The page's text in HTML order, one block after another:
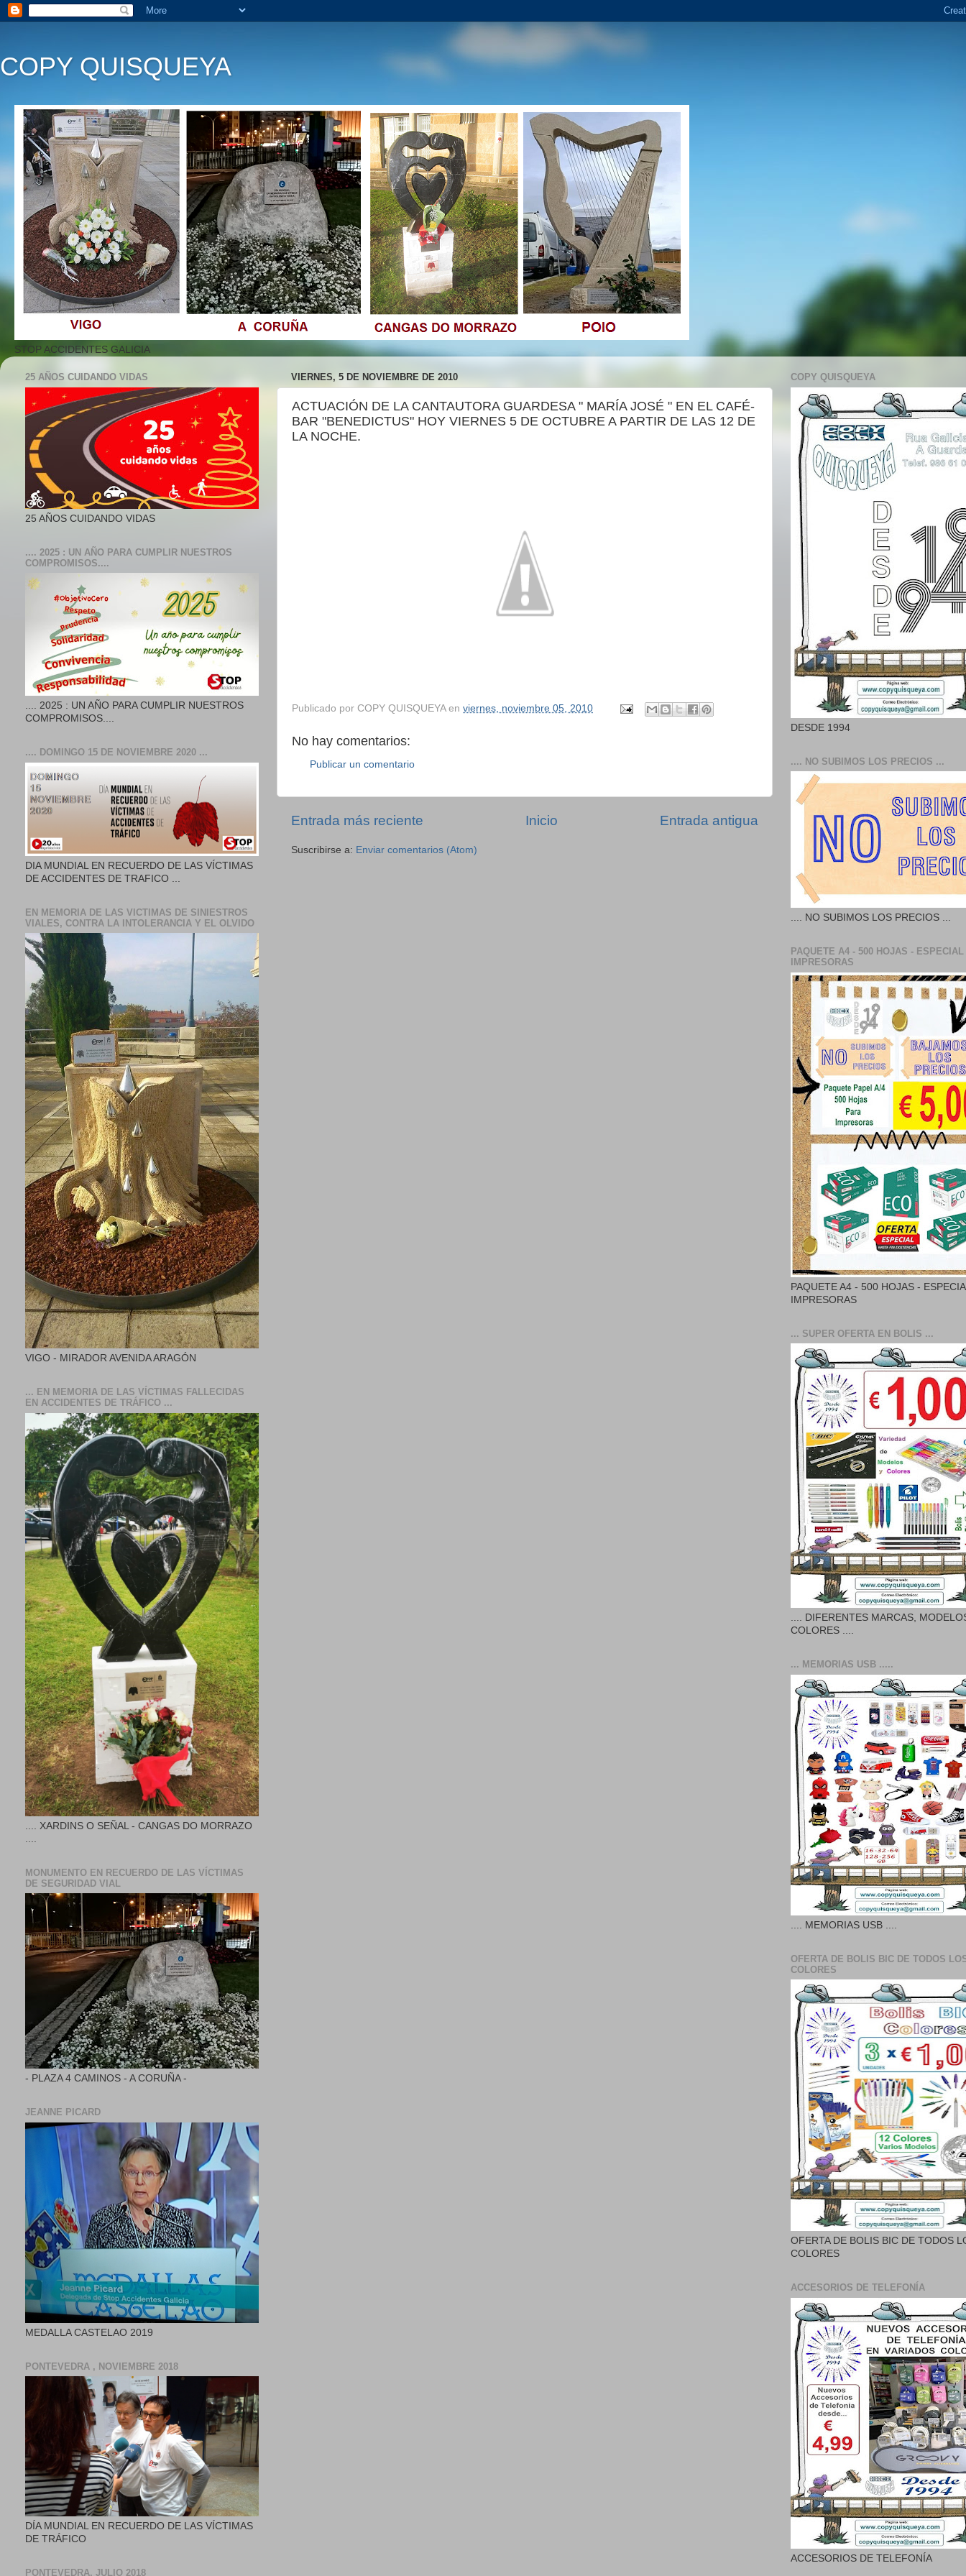
COPY QUISQUEYA
STOP ACCIDENTES GALICIA
VIERNES, 5 DE NOVIEMBRE DE 2010
ACTUACIÓN DE LA CANTAUTORA GUARDESA " MARÍA JOSÉ " EN EL CAFÉ-
BAR "BENEDICTUS" HOY VIERNES 5 DE OCTUBRE A PARTIR DE LAS 12 DE
LA NOCHE.
Publicado por COPY QUISQUEYA en viernes, noviembre 05, 2010
No hay comentarios:
Publicar un comentario
Entrada más reciente Entrada antigua
Inicio
Suscribirse a: Enviar comentarios (Atom)
25 AÑOS CUIDANDO VIDAS
25 AÑOS CUIDANDO VIDAS
.... 2025 : UN AÑO PARA CUMPLIR NUESTROS
COMPROMISOS....
.... 2025 : UN AÑO PARA CUMPLIR NUESTROS
COMPROMISOS....
.... DOMINGO 15 DE NOVIEMBRE 2020 ...
DIA MUNDIAL EN RECUERDO DE LAS VÍCTIMAS
DE ACCIDENTES DE TRAFICO ...
EN MEMORIA DE LAS VICTIMAS DE SINIESTROS
VIALES, CONTRA LA INTOLERANCIA Y EL OLVIDO
VIGO - MIRADOR AVENIDA ARAGÓN
... EN MEMORIA DE LAS VÍCTIMAS FALLECIDAS
EN ACCIDENTES DE TRÁFICO ...
.... XARDINS O SEÑAL - CANGAS DO MORRAZO
MONUMENTO EN RECUERDO DE LAS VÍCTIMAS
DE SEGURIDAD VIAL
- PLAZA 4 CAMINOS - A CORUÑA -
JEANNE PICARD
MEDALLA CASTELAO 2019
PONTEVEDRA , NOVIEMBRE 2018
DÍA MUNDIAL EN RECUERDO DE LAS VÍCTIMAS
DE TRÁFICO
PONTEVEDRA, JULIO 2018
COPY QUISQUEYA
DESDE 1994
.... NO SUBIMOS LOS PRECIOS ...
.... NO SUBIMOS LOS PRECIOS ...
PAQUETE A4 - 500 HOJAS - ESPECIAL
IMPRESORAS
PAQUETE A4 - 500 HOJAS -
IMPRESORAS
... SUPER OFERTA EN BOLIS ...
.... DIFERENTES MARCAS,
COLORES ....
... MEMORIAS USB .....
.... MEMORIAS USB ....
OFERTA DE BOLIS BIC DE TODOS
COLORES
OFERTA DE BOLIS BIC DE TODOS
COLORES
ACCESORIOS DE TELEFONÍA
ACCESORIOS DE TELEFONÍA